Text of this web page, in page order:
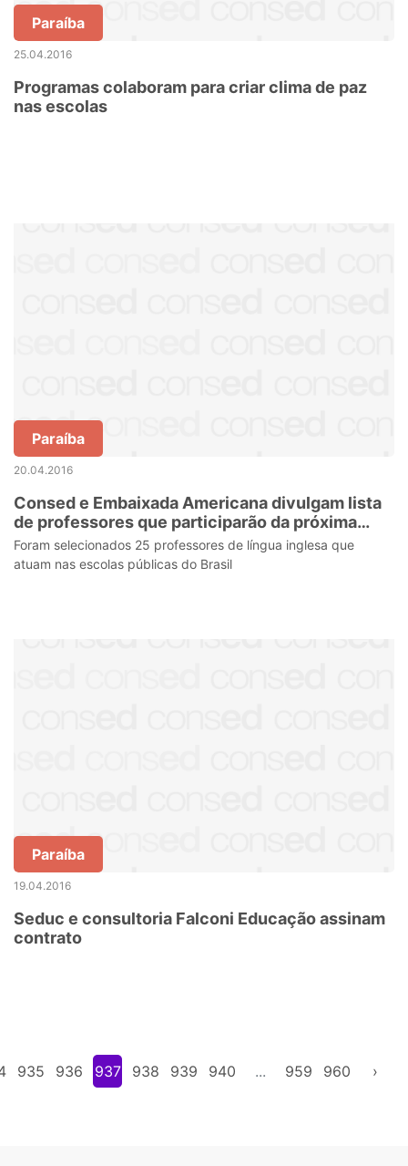
Paraíba
25.04.2016
Programas colaboram para criar clima de paz
nas escolas
Paraíba
20.04.2016
Consed e Embaixada Americana divulgam lista
de professores que participarão da próxima
etapa do ILEP 2017
Foram selecionados 25 professores de língua inglesa que
atuam nas escolas públicas do Brasil
Paraíba
19.04.2016
Seduc e consultoria Falconi Educação assinam
contrato
935 936 937 938 939 940 ... 959 960 ›